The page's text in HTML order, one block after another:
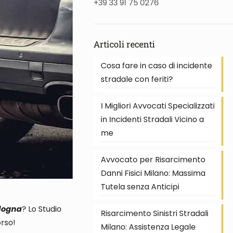
? Lo Studio
+39 33 91 75 0276
Articoli recenti
Cosa fare in caso di incidente
stradale con feriti?
I Migliori Avvocati Specializzati
in Incidenti Stradali Vicino a
me
Avvocato per Risarcimento
Danni Fisici Milano: Massima
Tutela senza Anticipi
Risarcimento Sinistri Stradali
Milano: Assistenza Legale